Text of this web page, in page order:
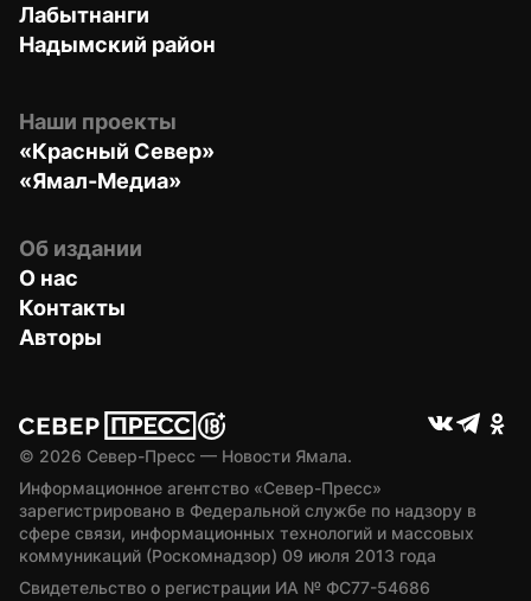
Лабытнанги
Надымский район
Наши проекты
«Красный Север»
«Ямал-Медиа»
Об издании
О нас
Контакты
Авторы
© 2026 Север-Пресс — Новости Ямала.
Информационное агентство «Север-Пресс»
зарегистрировано в Федеральной службе по надзору в
сфере связи, информационных технологий и массовых
коммуникаций (Роскомнадзор) 09 июля 2013 года
Свидетельство о регистрации ИА № ФС77-54686